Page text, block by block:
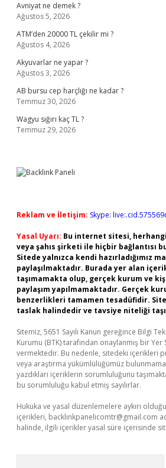
Avniyat ne demek ?
Ağustos 5, 2026
ATM’den 20000 TL çekilir mi ?
Ağustos 4, 2026
Akyuvarlar ne yapar ?
Ağustos 3, 2026
AB bursu cep harçlığı ne kadar ?
Temmuz 30, 2026
Wagyu sığırı kaç TL ?
Temmuz 29, 2026
Reklam ve İletişim: Skype:
Yasal Uyarı: Bu internet sitesi,
veya şahıs şirketi ile hiçbir bağlantısı
Sitede yalnızca kendi hazırladığımız
paylaşılmaktadır. Burada yer alan
taşımamakta olup, gerçek kurum ve
paylaşım yapılmamaktadır. Gerçek
benzerlikleri tamamen tesadüfidir.
taslak halindedir ve tavsiye niteliği
Sitemiz, 5651 Sayılı Kanun gereğince Bilgi
Kurumu (BTK) tarafından onaylanmış bir Yer
vermektedir. Bu nedenle, sitedeki içerikleri
veya araştırma yükümlülüğümüz
yazdıkları içeriklerin sorumluluğunu
bu sorumluluğu kabul etmiş sayılırlar.
Hukuka ve yasal düzenlemelere aykırı
içerikleri, backlinkpanelicomtr@gmail.com
halinde, ilgili içerikler yasal süre içerisinde